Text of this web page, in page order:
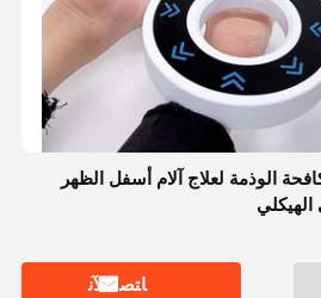
الوذمة لعلاج آلام أسفل الظهر
ﺎﺘﺼﻟ ﺍﻶﻧ